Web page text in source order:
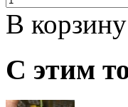
В корзину
С этим